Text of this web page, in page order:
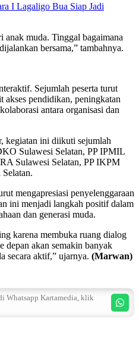
I Lagaligo Bua Siap Jadi
anak muda. Tinggal bagaimana
bersama,” tambahnya.
Sejumlah peserta turut
akses pendidikan, peningkatan
antara organisasi dan
kegiatan ini diikuti sejumlah
Sulawesi Selatan, PP IPMIL
Sulawesi Selatan, PP IKPM
mengapresiasi penyelenggaraan
ini menjadi langkah positif dalam
dan generasi muda.
karena membuka ruang dialog
depan akan semakin banyak
secara aktif,” ujarnya. (Marwan)
Whatsapp Kartamedia, klik